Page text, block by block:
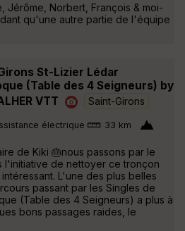
Jérôme, Norbert, François & moi-
qu'une autre partie de l'équipe
St-Lizier Lédar
(Table des 4 Seigneurs) by
VTT
Saint-Girons
électrique
33 km
de Kiki 🎂nous passons par le
l'initiative de nettoyer ce tronçon
L'une des plus belles
passant par les Singles de
(Table des 4 Seigneurs) a plus à
bons passages raides, le